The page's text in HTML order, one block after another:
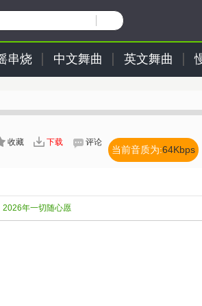
串烧 中文舞曲 英文舞曲
收藏 下载 评论
当前音质为:64Kbps
2026年一切随心愿